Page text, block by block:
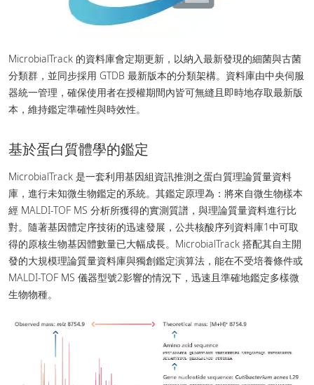
MicrobialTrack 的資料庫會定期更新，以納入最新發現的細菌與古菌
分類群，並同步採用 GTDB 最新版本的分類架構。資料庫由中央伺服
器統一管理，確保使用者在授權期間內皆可無縫且即時地存取最新版
本，維持鑑定準確性與時效性。
基於蛋白質體學的鑑定
MicrobialTrack 是一套利用基因組資訊推測之蛋白質理論質量資料
庫，進行未知微生物鑑定的系統。其鑑定原理為：將來自微生物樣本
經 MALDI-TOF MS 分析所獲得的實測質譜，與理論質量資料進行比
對。隨著基因體定序技術的迅速發展，公共核酸序列資料庫1中可取
得的原核生物基因體數量已大幅成長。MicrobialTrack 搭配其自主開
發的大規模理論質量資料庫與獨創鑑定演算法，能在不受培養條件或
MALDI-TOF MS 儀器型號2影響的情況下，迅速且準確地鑑定多樣微
生物物種。